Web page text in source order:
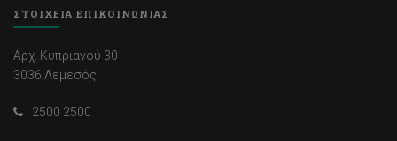
ΣΤΟΙΧΕΙΑ ΕΠΙΚΟΙΝΩΝΙΑΣ
Αρχ. Κυπριανού 30
3036 Λεμεσός
2500 2500